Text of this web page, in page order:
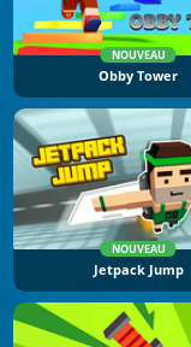
NOUVEAU
Obby Tower
NOUVEAU
Jetpack Jump